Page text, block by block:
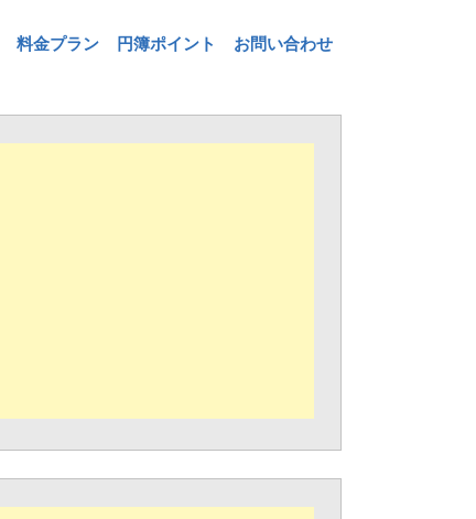
料金プラン 円簿ポイント お問い合わせ